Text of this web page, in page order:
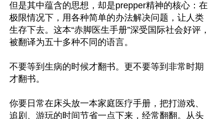
但是其中蕴含的思想，却是prepper精神的核心：在
极限情况下，用各种简单的办法解决问题，让人类
生存下去。这本“赤脚医生手册”深受国际社会好评，
被翻译为五十多种不同的语言。
不要等到生病的时候才翻书。更不要等到非常时期
才翻书。
你要日常在床头放一本家庭医疗手册，把打游戏、
追剧、游玩的时间节省一点下来，经常翻翻。从头